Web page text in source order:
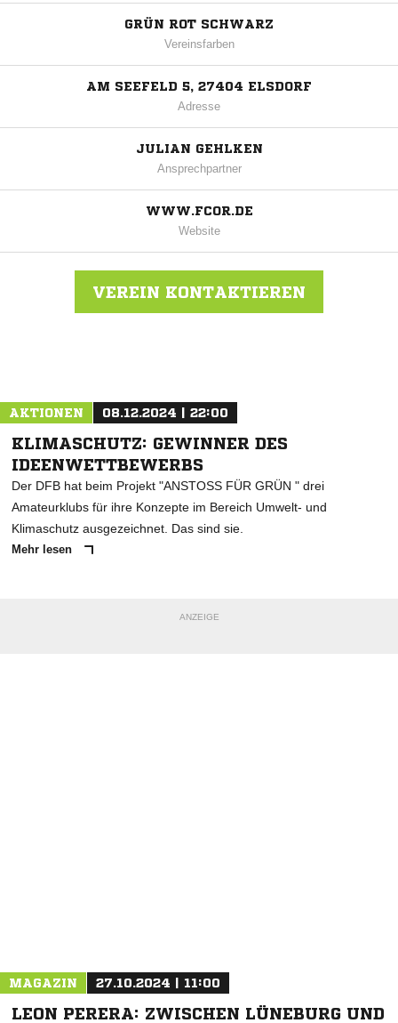
GRÜN ROT SCHWARZ
Vereinsfarben
AM SEEFELD 5, 27404 ELSDORF
Adresse
JULIAN GEHLKEN
Ansprechpartner
WWW.FCOR.DE
Website
VEREIN KONTAKTIEREN
AKTIONEN 08.12.2024 | 22:00
KLIMASCHUTZ: GEWINNER DES
IDEENWETTBEWERBS
Der DFB hat beim Projekt "ANSTOSS FÜR GRÜN " drei
Amateurklubs für ihre Konzepte im Bereich Umwelt- und
Klimaschutz ausgezeichnet. Das sind sie.
Mehr lesen
ANZEIGE
MAGAZIN 27.10.2024 | 11:00
LEON PERERA: ZWISCHEN LÜNEBURG UND